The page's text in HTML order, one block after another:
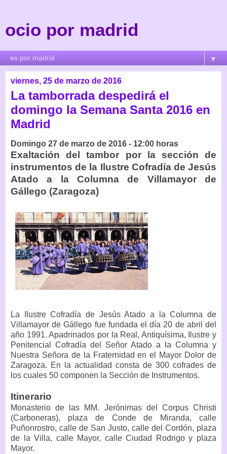
ocio por madrid
▼
viernes, 25 de marzo de 2016
La tamborrada despedirá el
domingo la Semana Santa 2016 en
Madrid
Domingo 27 de marzo de 2016 - 12:00 horas
Exaltación del tambor por la sección de
instrumentos de la Ilustre Cofradía de Jesús
Atado a la Columna de Villamayor de
Gállego (Zaragoza)
La Ilustre Cofradía de Jesús Atado a la Columna de
Villamayor de Gállego fue fundada el día 20 de abril del
año 1991. Apadrinados por la Real, Antiquísima, Ilustre y
Penitencial Cofradía del Señor Atado a la Columna y
Nuestra Señora de la Fraternidad en el Mayor Dolor de
Zaragoza. En la actualidad consta de 300 cofrades de
los cuales 50 componen la Sección de Instrumentos.
Itinerario
Monasterio de las MM. Jerónimas del Corpus Christi
(Carboneras), plaza de Conde de Miranda, calle
Puñonrostro, calle de San Justo, calle del Cordón, plaza
de la Villa, calle Mayor, calle Ciudad Rodrigo y plaza
Mayor.